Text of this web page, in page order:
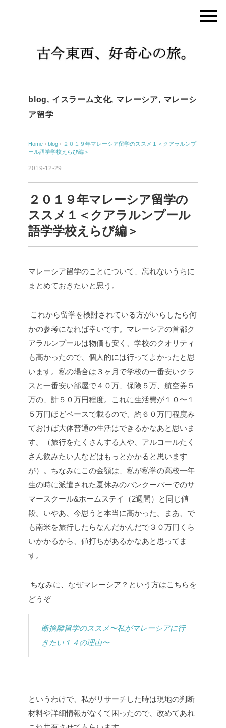
blog, イスラーム文化, マレーシア, マレーシ
ア留学
Home › blog › ２０１９年マレーシア留学のススメ１＜クアラルンプ
ール語学学校えらび編＞
2019-12-29
２０１９年マレーシア留学の
ススメ１＜クアラルンプール
語学学校えらび編＞
マレーシア留学のことについて、忘れないうちに
まとめておきたいと思う。
これから留学を検討されている方がいらしたら何
かの参考になれば幸いです。マレーシアの首都ク
アラルンプールは物価も安く、学校のクオリティ
も高かったので、個人的には行ってよかったと思
います。私の場合は３ヶ月で学校の一番安いクラ
スと一番安い部屋で４０万、保険５万、航空券５
万の、計５０万円程度。これに生活費が１０〜１
５万円ほどベースで載るので、約６０万円程度み
ておけば大体普通の生活はできるかなあと思いま
す。（旅行をたくさんする人や、アルコールたく
さん飲みたい人などはもっとかかると思います
が）。ちなみにこの金額は、私が私学の高校一年
生の時に派遣された夏休みのバンクーバーでのサ
マースクール&ホームステイ（2週間）と同じ値
段。いやあ、今思うと本当に高かった。まあ、で
も南米を旅行したらなんだかんだで３０万円くら
いかかるから、値打ちがあるかなあと思ってま
す。
ちなみに、なぜマレーシア？という方はこちらを
どうぞ
断捨離留学のススメ〜私がマレーシアに行
きたい１４の理由〜
というわけで、私がリサーチした時は現地の判断
材料や詳細情報がなくて困ったので、改めてあれ